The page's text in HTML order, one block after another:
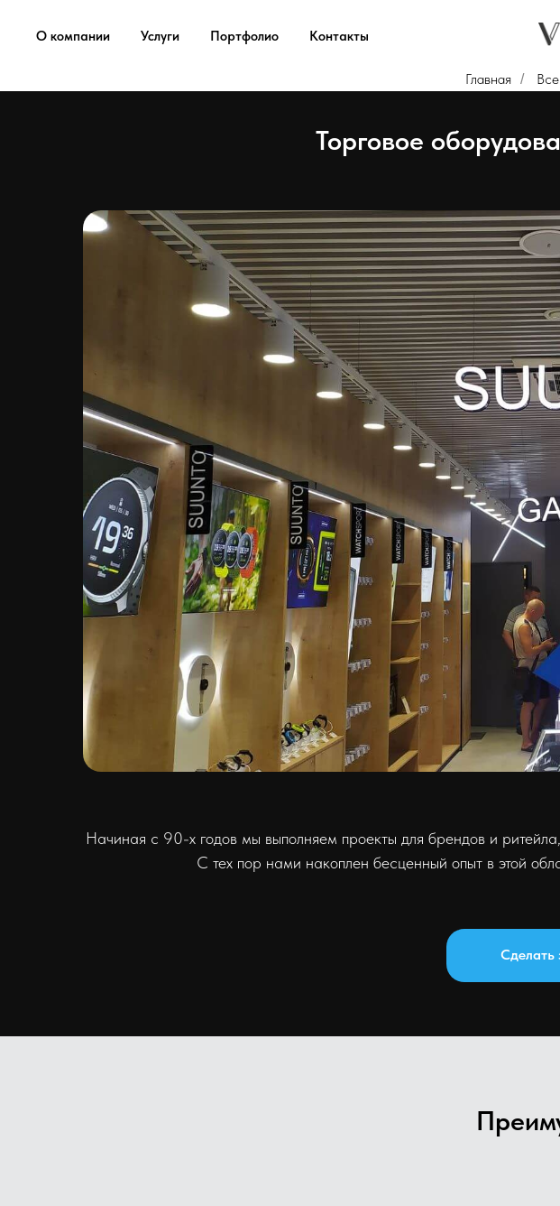
О компании Услуги Портфолио Контакты
Главная /
Торговое
Начиная с 90-х годов мы выполняем проекты для брендов и
С тех пор нами накоплен бесценный опыт в этой
Сделать